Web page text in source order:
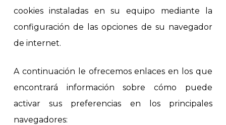
cookies instaladas en su equipo mediante la
configuración de las opciones de su navegador
de internet.
A continuación le ofrecemos enlaces en los que
encontrará información sobre cómo puede
activar sus preferencias en los principales
navegadores: